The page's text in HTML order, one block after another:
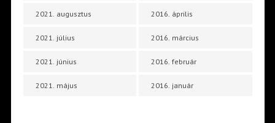
2021. augusztus
2021. július
2021. június
2021. május
2016. április
2016. március
2016. február
2016. január